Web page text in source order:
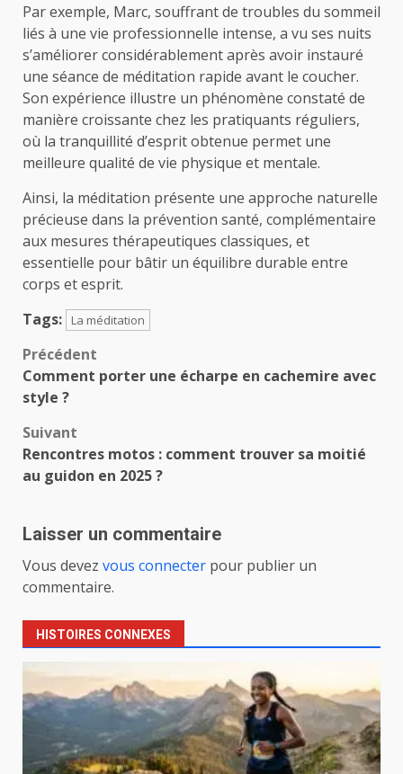
Par exemple, Marc, souffrant de troubles du sommeil
liés à une vie professionnelle intense, a vu ses nuits
s’améliorer considérablement après avoir instauré
une séance de méditation rapide avant le coucher.
Son expérience illustre un phénomène constaté de
manière croissante chez les pratiquants réguliers,
où la tranquillité d’esprit obtenue permet une
meilleure qualité de vie physique et mentale.
Ainsi, la méditation présente une approche naturelle
précieuse dans la prévention santé, complémentaire
aux mesures thérapeutiques classiques, et
essentielle pour bâtir un équilibre durable entre
corps et esprit.
Tags:
La méditation
Navigation
d’article
Précédent
Comment porter une écharpe en cachemire avec
style ?
Suivant
Rencontres motos : comment trouver sa moitié
au guidon en 2025 ?
Laisser un commentaire
Vous devez vous connecter pour publier un
commentaire.
HISTOIRES CONNEXES